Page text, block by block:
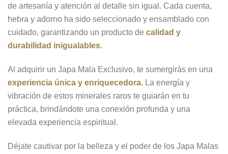
de artesanía y atención al detalle sin igual. Cada cuenta,
hebra y adorno ha sido seleccionado y ensamblado con
cuidado, garantizando un producto de calidad y
durabilidad inigualables.
Al adquirir un Japa Mala Exclusivo, te sumergirás en una
experiencia única y enriquecedora. La energía y
vibración de estos minerales raros te guiarán en tu
práctica, brindándote una conexión profunda y una
elevada experiencia espiritual.
Déjate cautivar por la belleza y el poder de los Japa Malas